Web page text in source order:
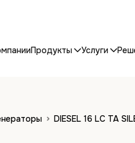
Продукты Услуги
DIESEL 16 LC TA